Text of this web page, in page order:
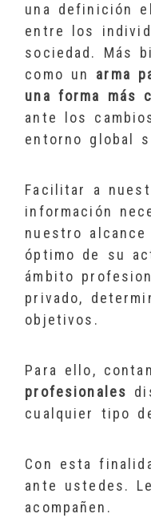
una definición
entre los
sociedad. Más
como un arma
una forma más
ante los
entorno global
Facilitar a
información
nuestro
óptimo de su
ámbito
privado,
objetivos.
Para ello,
profesionales
cualquier tipo
Con esta
ante ustedes.
acompañen.